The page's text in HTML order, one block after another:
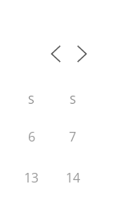
S S
6 7
13 14